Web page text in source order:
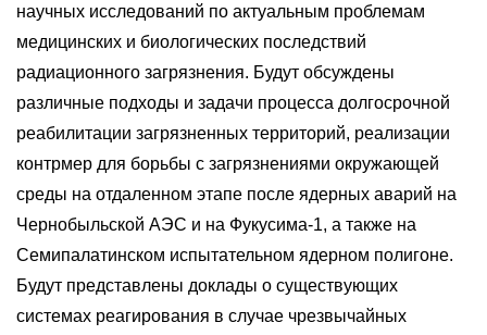
научных исследований по актуальным проблемам
медицинских и биологических последствий
радиационного загрязнения. Будут обсуждены
различные подходы и задачи процесса долгосрочной
реабилитации загрязненных территорий, реализации
контрмер для борьбы с загрязнениями окружающей
среды на отдаленном этапе после ядерных аварий на
Чернобыльской АЭС и на Фукусима-1, а также на
Семипалатинском испытательном ядерном полигоне.
Будут представлены доклады о существующих
системах реагирования в случае чрезвычайных